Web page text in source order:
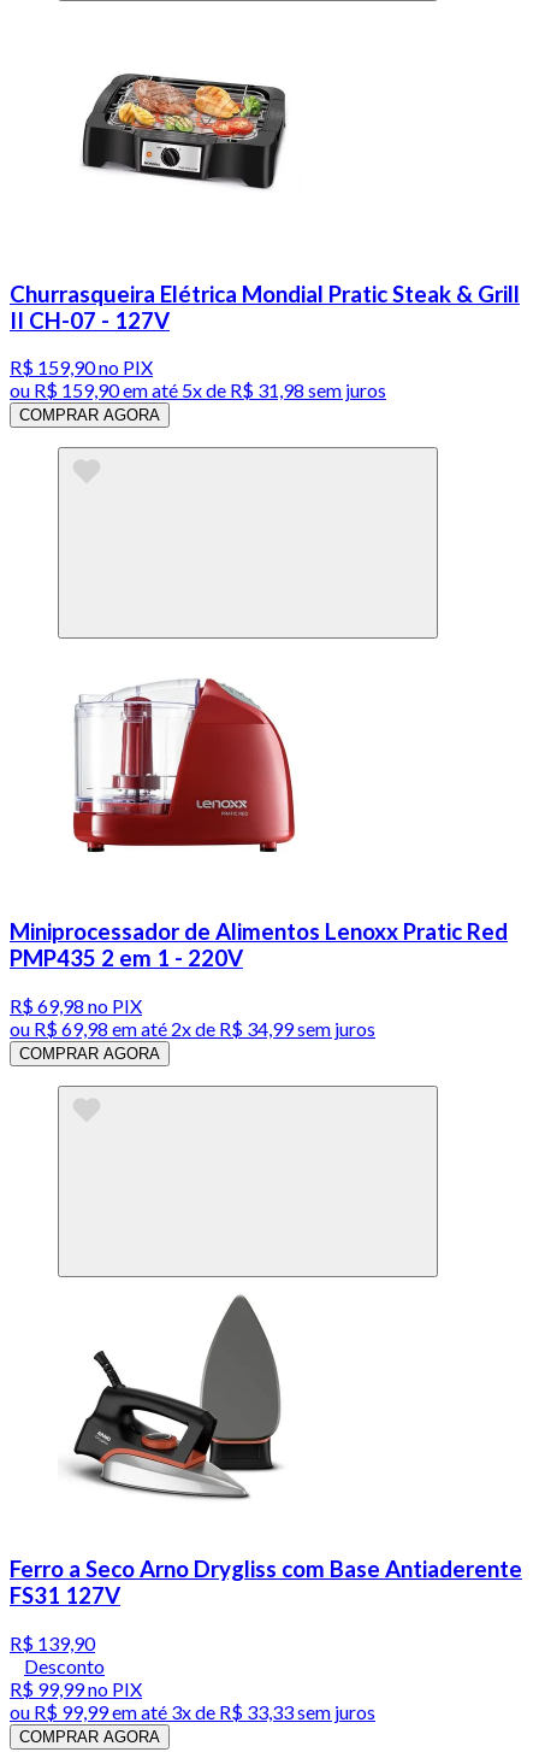
Churrasqueira Elétrica Mondial Pratic Steak & Grill
II CH-07 - 127V
R$ 159,90no PIX
ou R$ 159,90em até 5x de R$ 31,98 sem juros
COMPRAR AGORA
Miniprocessador de Alimentos Lenoxx Pratic Red
PMP435 2 em 1 - 220V
R$ 69,98 no PIX
ou R$ 69,98 em até 2x de R$ 34,99 sem juros
COMPRAR AGORA
Ferro a Seco Arno Drygliss com Base Antiaderente
FS31 127V
R$ 139,90
Desconto
R$ 99,99no PIX
ou R$ 99,99em até 3x de R$ 33,33 sem juros
COMPRAR AGORA